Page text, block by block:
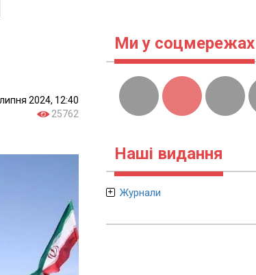
2024, 12:40
25762
Ми у соцмережах
Наші видання
Журнали